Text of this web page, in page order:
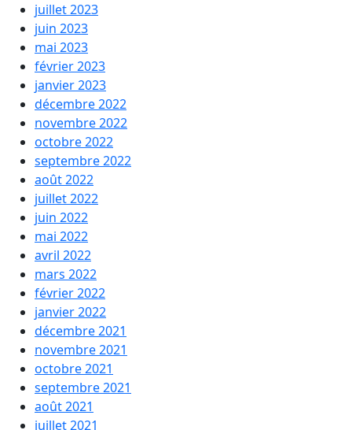
juillet 2023
juin 2023
mai 2023
février 2023
janvier 2023
décembre 2022
novembre 2022
octobre 2022
septembre 2022
août 2022
juillet 2022
juin 2022
mai 2022
avril 2022
mars 2022
février 2022
janvier 2022
décembre 2021
novembre 2021
octobre 2021
septembre 2021
août 2021
juillet 2021